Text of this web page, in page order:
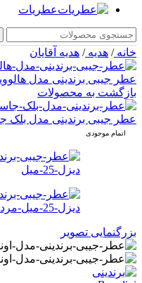
عطریات
خانه/ هدیه/ هدیه آقایان
عطر جیبی برندینی مدل
بازگشت به محصولات
عطر جیبی برندینی مدل بلک
اتمام موجودی
بزرگنمایی تصویر